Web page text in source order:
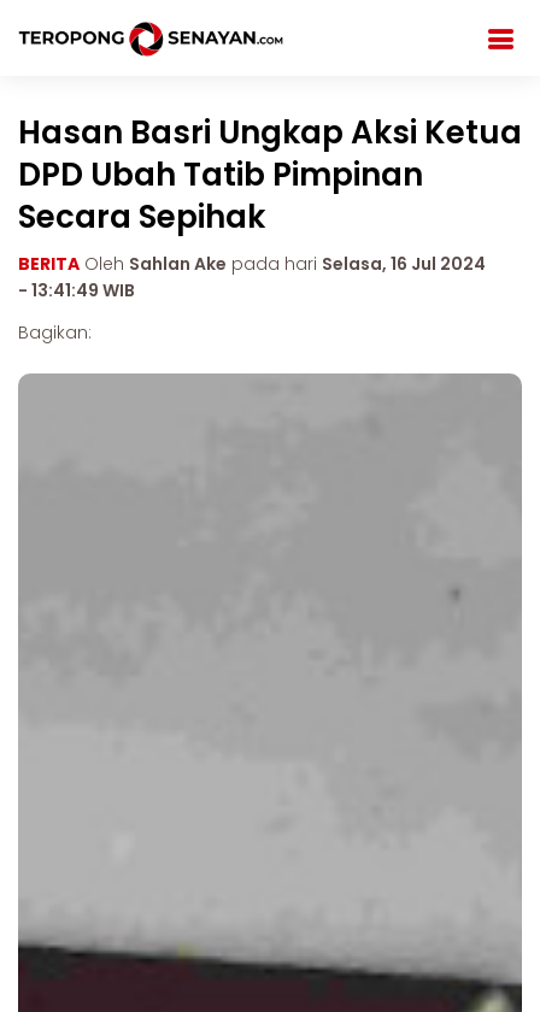
Hasan Basri Ungkap Aksi Ketua
DPD Ubah Tatib Pimpinan
Secara Sepihak
BERITA Oleh Sahlan Ake pada hari Selasa, 16 Jul 2024
- 13:41:49 WIB
Bagikan: